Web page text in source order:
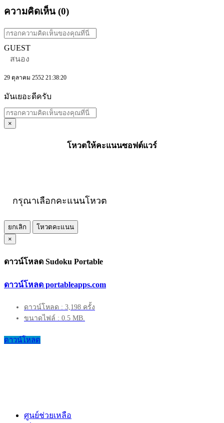
ความคิดเห็น (0)
GUEST
สนอง
29 ตุลาคม 2552 21:38:20
มันเยอะดีครับ
×
โหวตให้คะแนนซอฟต์แวร์
กรุณาเลือกคะแนนโหวต
ยกเลิก
โหวตคะแนน
×
ดาวน์โหลด Sudoku Portable
ดาวน์โหลด portableapps.com
ดาวน์โหลด : 3,198 ครั้ง
ขนาดไฟล์ : 0.5 MB.
ดาวน์โหลด
ศูนย์ช่วยเหลือ